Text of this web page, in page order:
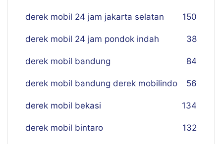
derek mobil 24 jam jakarta selatan 150
derek mobil 24 jam pondok indah 38
derek mobil bandung 84
derek mobil bandung derek mobilindo 56
derek mobil bekasi 134
derek mobil bintaro 132